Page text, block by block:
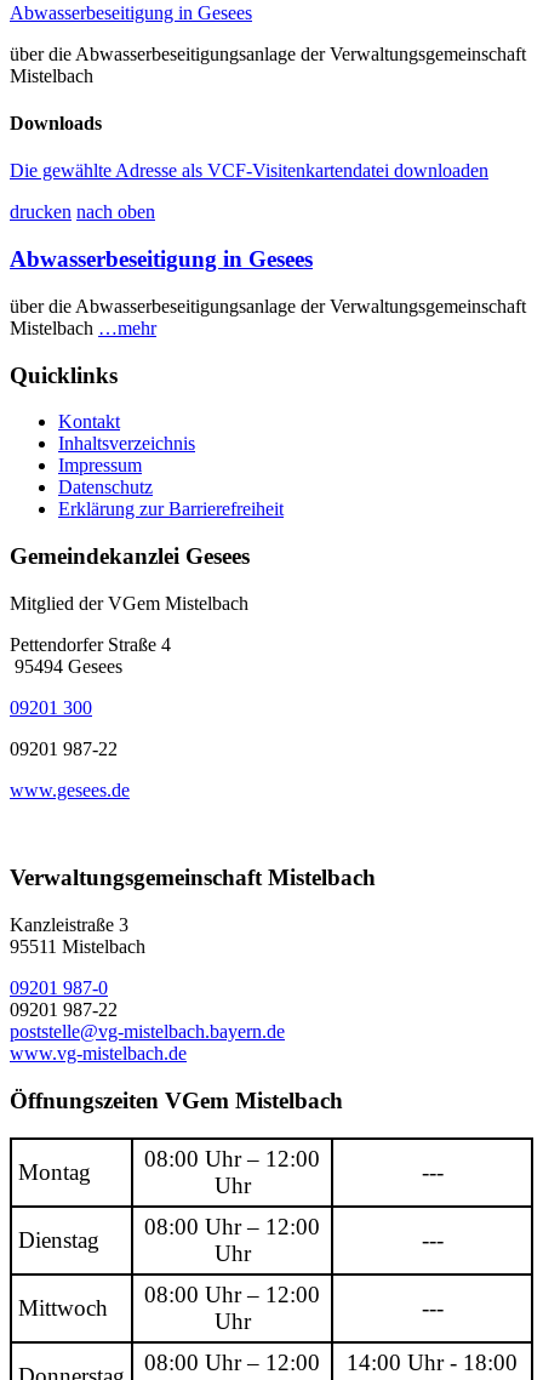
Abwasserbeseitigung in Gesees
über die Abwasserbeseitigungsanlage der Verwaltungsgemeinschaft
Mistelbach
Downloads
Die gewählte Adresse als VCF-Visitenkartendatei downloaden
drucken nach oben
Abwasserbeseitigung in Gesees
über die Abwasserbeseitigungsanlage der Verwaltungsgemeinschaft
Mistelbach …mehr
Quicklinks
Kontakt
Inhaltsverzeichnis
Impressum
Datenschutz
Erklärung zur Barrierefreiheit
Gemeindekanzlei Gesees
Mitglied der VGem Mistelbach
Pettendorfer Straße 4
95494 Gesees
09201 300
09201 987-22
www.gesees.de
Verwaltungsgemeinschaft Mistelbach
Kanzleistraße 3
95511 Mistelbach
09201 987-0
09201 987-22
poststelle@vg-mistelbach.bayern.de
www.vg-mistelbach.de
Öffnungszeiten VGem Mistelbach
Montag
08:00 Uhr – 12:00
Uhr
---
Dienstag
08:00 Uhr – 12:00
Uhr
---
Mittwoch
08:00 Uhr – 12:00
Uhr
---
08:00 Uhr – 12:00
14:00 Uhr - 18:00